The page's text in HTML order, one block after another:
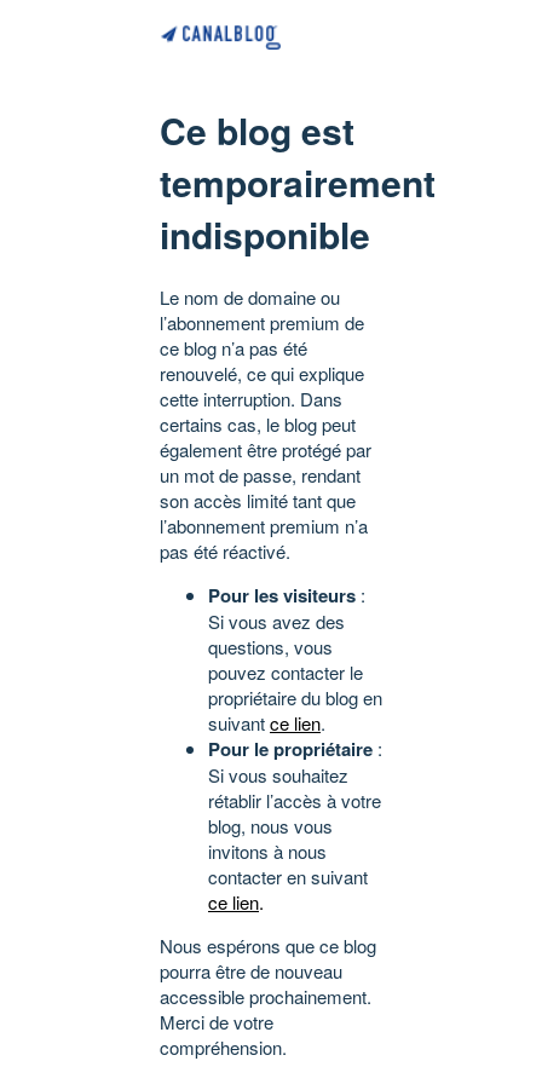
Ce blog est
temporairement
indisponible
Le nom de domaine ou
l’abonnement premium de
ce blog n’a pas été
renouvelé, ce qui explique
cette interruption. Dans
certains cas, le blog peut
également être protégé par
un mot de passe, rendant
son accès limité tant que
l’abonnement premium n’a
pas été réactivé.
Pour les visiteurs :
Si vous avez des
questions, vous
pouvez contacter le
propriétaire du blog en
suivantce lien.
Pour le propriétaire :
Si vous souhaitez
rétablir l’accès à votre
blog, nous vous
invitons à nous
contacter en suivant
ce lien.
Nous espérons que ce blog
pourra être de nouveau
accessible prochainement.
Merci de votre
compréhension.